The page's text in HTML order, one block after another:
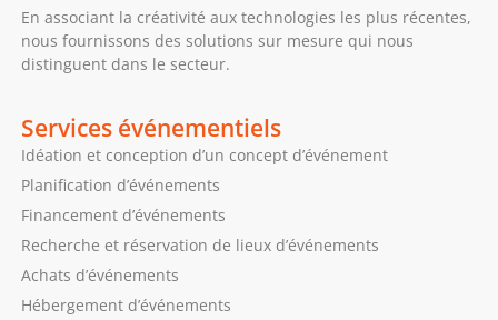
En associant la créativité aux technologies les plus récentes,
nous fournissons des solutions sur mesure qui nous
distinguent dans le secteur.
Services événementiels
Idéation et conception d’un concept d’événement
Planification d’événements
Financement d’événements
Recherche et réservation de lieux d’événements
Achats d’événements
Hébergement d’événements